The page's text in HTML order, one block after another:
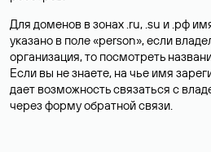
Для доменов в зонах .ru, .su и .рф
указано в поле «person», если
организация, то посмотреть
Если вы не знаете, на чье имя
дает возможность связаться с
через форму обратной связи.